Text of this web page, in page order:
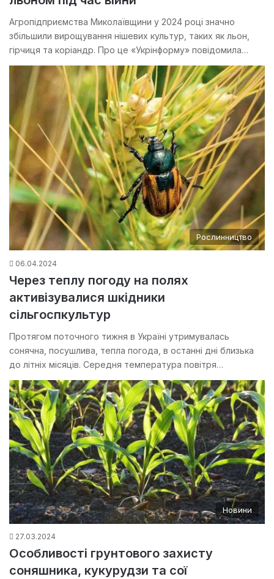
Агропідприємства Миколаївщини у 2024 році значно
збільшили вирощування нішевих культур, таких як льон,
гірчиця та коріандр. Про це «Укрінформу» повідомила…
Рослинництво
06.04.2024
Через теплу погоду на полях
активізувалися шкідники
сільгоспкультур
Протягом поточного тижня в Україні утримувалась
сонячна, посушлива, тепла погода, в останні дні близька
до літніх місяців. Середня температура повітря…
Новини
27.03.2024
Особливості грунтового захисту
соняшника, кукурудзи та сої